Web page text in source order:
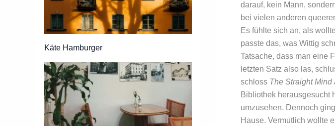
Käte Hamburger
darauf, kein Mann,
bei vielen anderen
Es fühlte sich an, als
passte das, was Wittig
Tatsache, dass man eine
letzten Satz also las,
schloss The Straight Mind
Bibliothek herausgesucht
umzusehen. Dennoch
Hause. Vermutlich wollte